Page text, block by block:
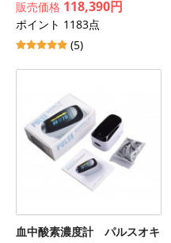
販売価格 118,390円
ポイント 1183点
(5)
血中酸素濃度計 パルスオキ